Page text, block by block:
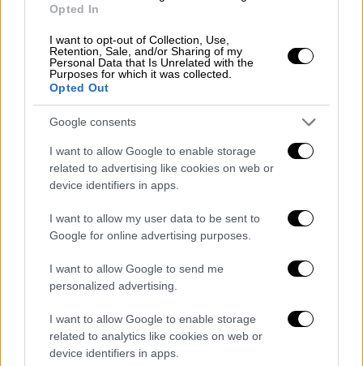
Opted In
I want to opt-out of Collection, Use,
Retention, Sale, and/or Sharing of my
Personal Data that Is Unrelated with the
Purposes for which it was collected.
Opted Out
Google consents
I want to allow Google to enable storage
related to advertising like cookies on web or
device identifiers in apps.
I want to allow my user data to be sent to
Google for online advertising purposes.
I want to allow Google to send me
personalized advertising.
I want to allow Google to enable storage
related to analytics like cookies on web or
device identifiers in apps.
τον ρωτήσω για την πρώτη του κιθάρα.